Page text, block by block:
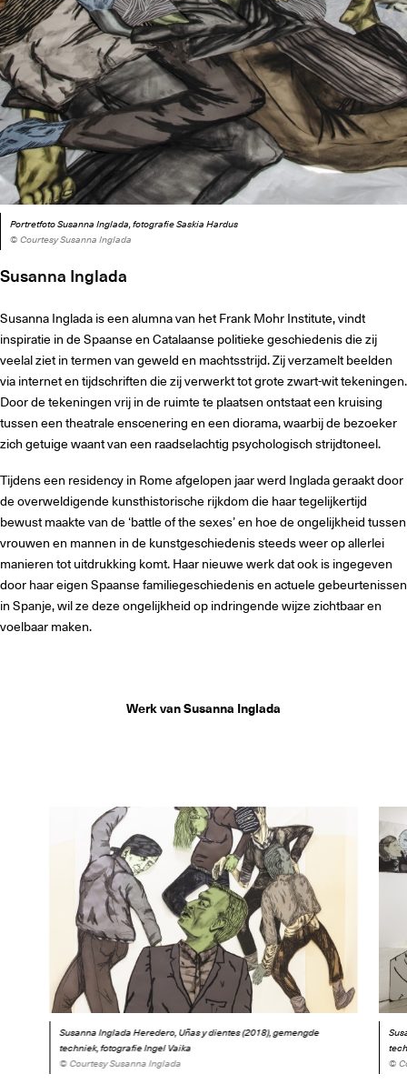
Portretfoto Susanna Inglada, fotografie Saskia Hardus
© Courtesy Susanna Inglada
Susanna Inglada
Susanna Inglada is een alumna van het Frank Mohr Institute, vindt
inspiratie in de Spaanse en Catalaanse politieke geschiedenis die zij
veelal ziet in termen van geweld en machtsstrijd. Zij verzamelt beelden
via internet en tijdschriften die zij verwerkt tot grote zwart-wit tekeningen.
Door de tekeningen vrij in de ruimte te plaatsen ontstaat een kruising
tussen een theatrale enscenering en een diorama, waarbij de bezoeker
zich getuige waant van een raadselachtig psychologisch strijdtoneel.
Tijdens een residency in Rome afgelopen jaar werd Inglada geraakt door
de overweldigende kunsthistorische rijkdom die haar tegelijkertijd
bewust maakte van de ‘battle of the sexes’ en hoe de ongelijkheid tussen
vrouwen en mannen in de kunstgeschiedenis steeds weer op allerlei
manieren tot uitdrukking komt. Haar nieuwe werk dat ook is ingegeven
door haar eigen Spaanse familiegeschiedenis en actuele gebeurtenissen
in Spanje, wil ze deze ongelijkheid op indringende wijze zichtbaar en
voelbaar maken.
Werk van Susanna Inglada
Susanna Inglada Heredero, Uñas y dientes (2018), gemengde
techniek, fotografie Ingel Vaika
© Courtesy Susanna Inglada
©